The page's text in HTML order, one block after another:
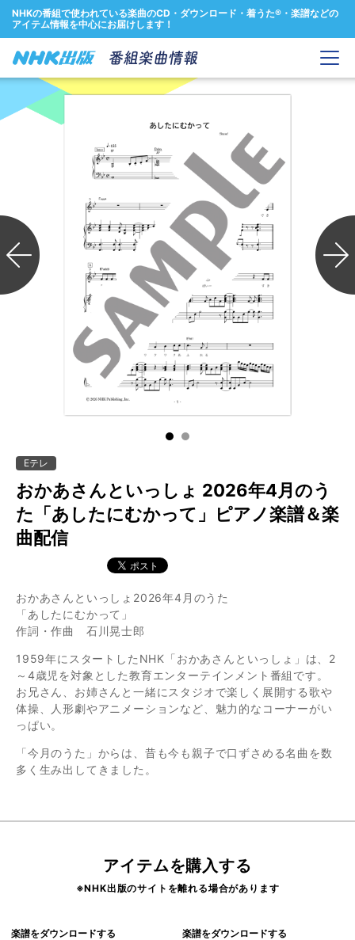
NHKの番組で使われている楽曲のCD・ダウンロード・着うた®・楽譜などの
アイテム情報を中心にお届けします！
Eテレ
おかあさんといっしょ 2026年4月のう
た「あしたにむかって」ピアノ楽譜＆楽
曲配信
おかあさんといっしょ2026年4月のうた
「あしたにむかって」
作詞・作曲 石川晃士郎
1959年にスタートしたNHK「おかあさんといっしょ」は、2
～4歳児を対象とした教育エンターテインメント番組です。
お兄さん、お姉さんと一緒にスタジオで楽しく展開する歌や
体操、人形劇やアニメーションなど、魅力的なコーナーがい
っぱい。
「今月のうた」からは、昔も今も親子で口ずさめる名曲を数
多く生み出してきました。
アイテムを購入する
※NHK出版のサイトを離れる場合があります
楽譜をダウンロードする 楽譜をダウンロードする